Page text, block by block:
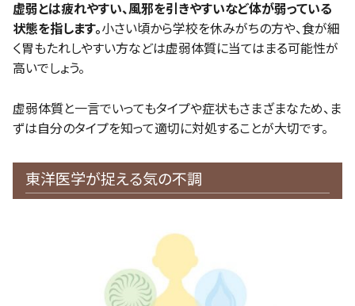
虚弱とは疲れやすい、風邪を引きやすいなど体が弱っている
状態を指します。小さい頃から学校を休みがちの方や、食が細
く胃もたれしやすい方などは虚弱体質に当てはまる可能性が
高いでしょう。
虚弱体質と一言でいってもタイプや症状もさまざまなため、ま
ずは自分のタイプを知って適切に対処することが大切です。
東洋医学が捉える気の不調